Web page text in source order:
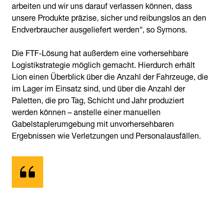
arbeiten und wir uns darauf verlassen können, dass
unsere Produkte präzise, sicher und reibungslos an den
Endverbraucher ausgeliefert werden“, so Symons.
Die FTF-Lösung hat außerdem eine vorhersehbare
Logistikstrategie möglich gemacht. Hierdurch erhält
Lion einen Überblick über die Anzahl der Fahrzeuge, die
im Lager im Einsatz sind, und über die Anzahl der
Paletten, die pro Tag, Schicht und Jahr produziert
werden können – anstelle einer manuellen
Gabelstaplerumgebung mit unvorhersehbaren
Ergebnissen wie Verletzungen und Personalausfällen.